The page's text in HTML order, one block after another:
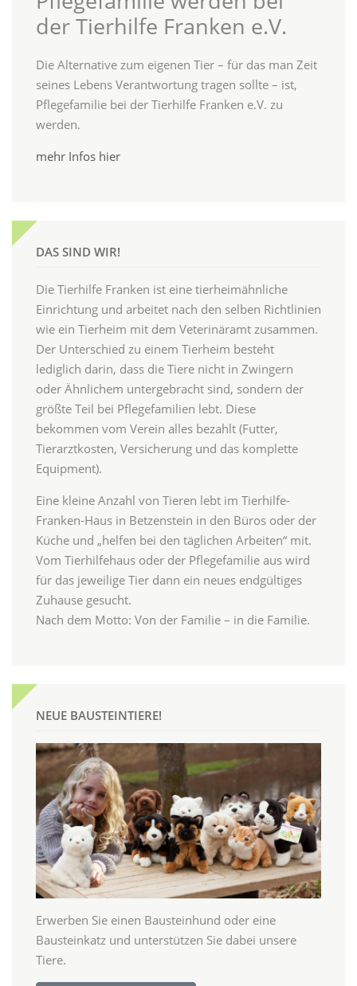
der Tierhilfe Franken e.V.
Die Alternative zum eigenen Tier – für das man Zeit
seines Lebens Verantwortung tragen sollte – ist,
Pflegefamilie bei der Tierhilfe Franken e.V. zu
werden.
mehr Infos hier
DAS SIND WIR!
Die Tierhilfe Franken ist eine tierheimähnliche
Einrichtung und arbeitet nach den selben Richtlinien
wie ein Tierheim mit dem Veterinäramt zusammen.
Der Unterschied zu einem Tierheim besteht
lediglich darin, dass die Tiere nicht in Zwingern
oder Ähnlichem untergebracht sind, sondern der
größte Teil bei Pflegefamilien lebt. Diese
bekommen vom Verein alles bezahlt (Futter,
Tierarztkosten, Versicherung und das komplette
Equipment).
Eine kleine Anzahl von Tieren lebt im Tierhilfe-
Franken-Haus in Betzenstein in den Büros oder der
Küche und „helfen bei den täglichen Arbeiten“ mit.
Vom Tierhilfehaus oder der Pflegefamilie aus wird
für das jeweilige Tier dann ein neues endgültiges
Zuhause gesucht.
Nach dem Motto: Von der Familie – in die Familie.
NEUE BAUSTEINTIERE!
Erwerben Sie einen Bausteinhund oder eine
Bausteinkatz und unterstützen Sie dabei unsere
Tiere.